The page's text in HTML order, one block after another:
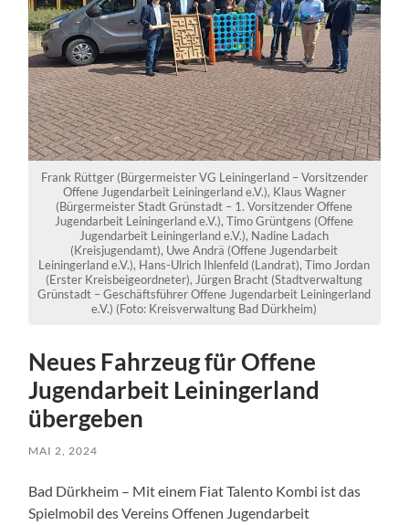
Frank Rüttger (Bürgermeister VG Leiningerland – Vorsitzender
Offene Jugendarbeit Leiningerland e.V.), Klaus Wagner
(Bürgermeister Stadt Grünstadt – 1. Vorsitzender Offene
Jugendarbeit Leiningerland e.V.), Timo Grüntgens (Offene
Jugendarbeit Leiningerland e.V.), Nadine Ladach
(Kreisjugendamt), Uwe Andrä (Offene Jugendarbeit
Leiningerland e.V.), Hans-Ulrich Ihlenfeld (Landrat), Timo Jordan
(Erster Kreisbeigeordneter), Jürgen Bracht (Stadtverwaltung
Grünstadt – Geschäftsführer Offene Jugendarbeit Leiningerland
e.V.) (Foto: Kreisverwaltung Bad Dürkheim)
Neues Fahrzeug für Offene
Jugendarbeit Leiningerland
übergeben
MAI 2, 2024
Bad Dürkheim – Mit einem Fiat Talento Kombi ist das
Spielmobil des Vereins Offenen Jugendarbeit